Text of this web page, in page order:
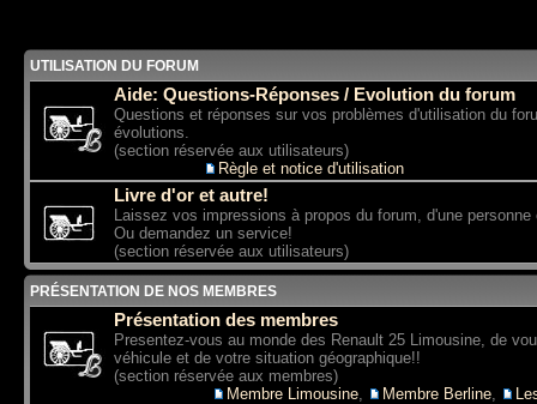
UTILISATION DU FORUM
Aide: Questions-Réponses / Evolution du forum
Questions et réponses sur vos problèmes d'utilisation du
évolutions.
(section réservée aux utilisateurs)
Règle et notice d'utilisation
Livre d'or et autre!
Laissez vos impressions à propos du forum, d'une
Ou demandez un service!
(section réservée aux utilisateurs)
PRÉSENTATION DE NOS MEMBRES
Présentation des membres
Presentez-vous au monde des Renault 25 Limousine, de
véhicule et de votre situation géographique!!
(section réservée aux membres)
Membre Limousine, Membre Berline,